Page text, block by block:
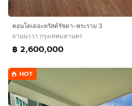
คอนโดเดอะทรัสต์รัชดา-พระราม 3
ยานนาวา กรุงเทพมหานคร
฿ 2,600,000
HOT